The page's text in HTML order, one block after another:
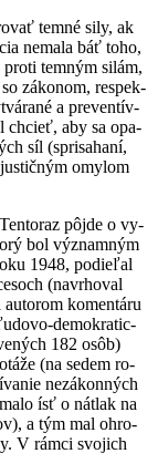
tem­né si­ly, ak
ne­ma­la báť to­ho,
tem­ným si­lám,
zá­ko­nom, res­pek­
a pre­ven­tív­
chcieť, aby sa opa­
síl (spri­sa­ha­ní,
omy­lom
pôj­de o vy­
bol vý­znam­ným
1948, po­die­ľal
(navr­ho­val
ko­men­tá­ru
de­mok­ra­tic­
182 osôb)
(na se­dem ro­
ne­zá­kon­ných
ísť o nát­lak na
a tým mal oh­ro­
V rám­ci svo­jich